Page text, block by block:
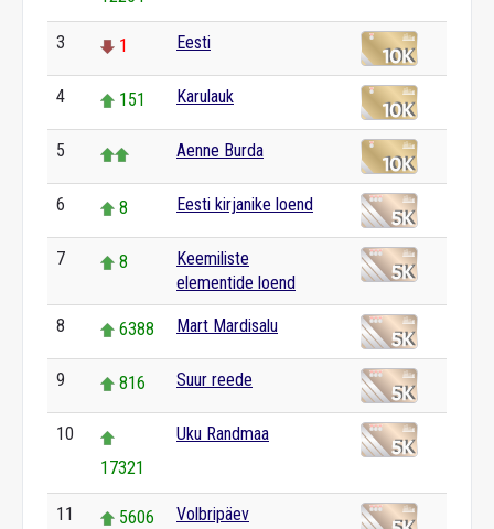
3 1 Eesti
4 151 Karulauk
5 Aenne Burda
6 8 Eesti kirjanike loend
7 8
Keemiliste
elementide loend
8 6388 Mart Mardisalu
9 816 Suur reede
10
17321
Uku Randmaa
11 5606 Volbripäev